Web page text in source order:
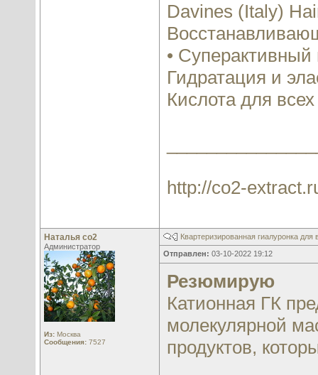
Davines (Italy)
•
Гидратация и
Кислота для
http://co2-
Наталья со2
Администратор
Из: Москва
Сообщения: 7527
Квартеризированная гиалуронка для
Отправлен: 03-10-2022 19:12
Резюмирую
Катионная ГК
молекулярной
продуктов,